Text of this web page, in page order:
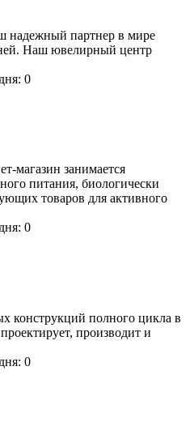
партнер в мире
Наш ювелирный центр
0
магазин занимается
питания, биологически
товаров для активного
0
конструкций полного цикла в
производит и
0